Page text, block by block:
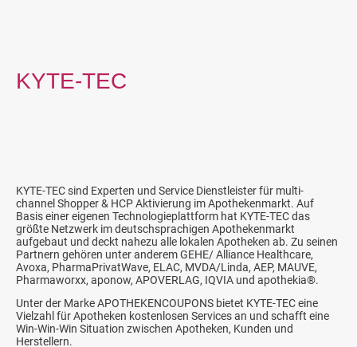
KYTE-TEC
KYTE-TEC sind Experten und Service Dienstleister für multi-
channel Shopper & HCP Aktivierung im Apothekenmarkt. Auf
Basis einer eigenen Technologieplattform hat KYTE-TEC das
größte Netzwerk im deutschsprachigen Apothekenmarkt
aufgebaut und deckt nahezu alle lokalen Apotheken ab. Zu seinen
Partnern gehören unter anderem GEHE/ Alliance Healthcare,
Avoxa, PharmaPrivatWave, ELAC, MVDA/Linda, AEP, MAUVE,
Pharmaworxx, aponow, APOVERLAG, IQVIA und apothekia®.
Unter der Marke APOTHEKENCOUPONS bietet KYTE-TEC eine
Vielzahl für Apotheken kostenlosen Services an und schafft eine
Win-Win-Win Situation zwischen Apotheken, Kunden und
Herstellern.